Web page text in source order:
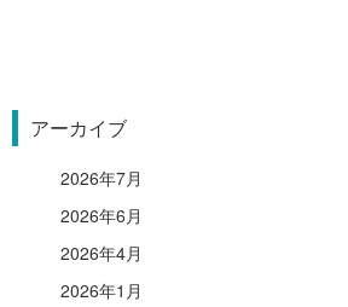
アーカイブ
2026年7月
2026年6月
2026年4月
2026年1月